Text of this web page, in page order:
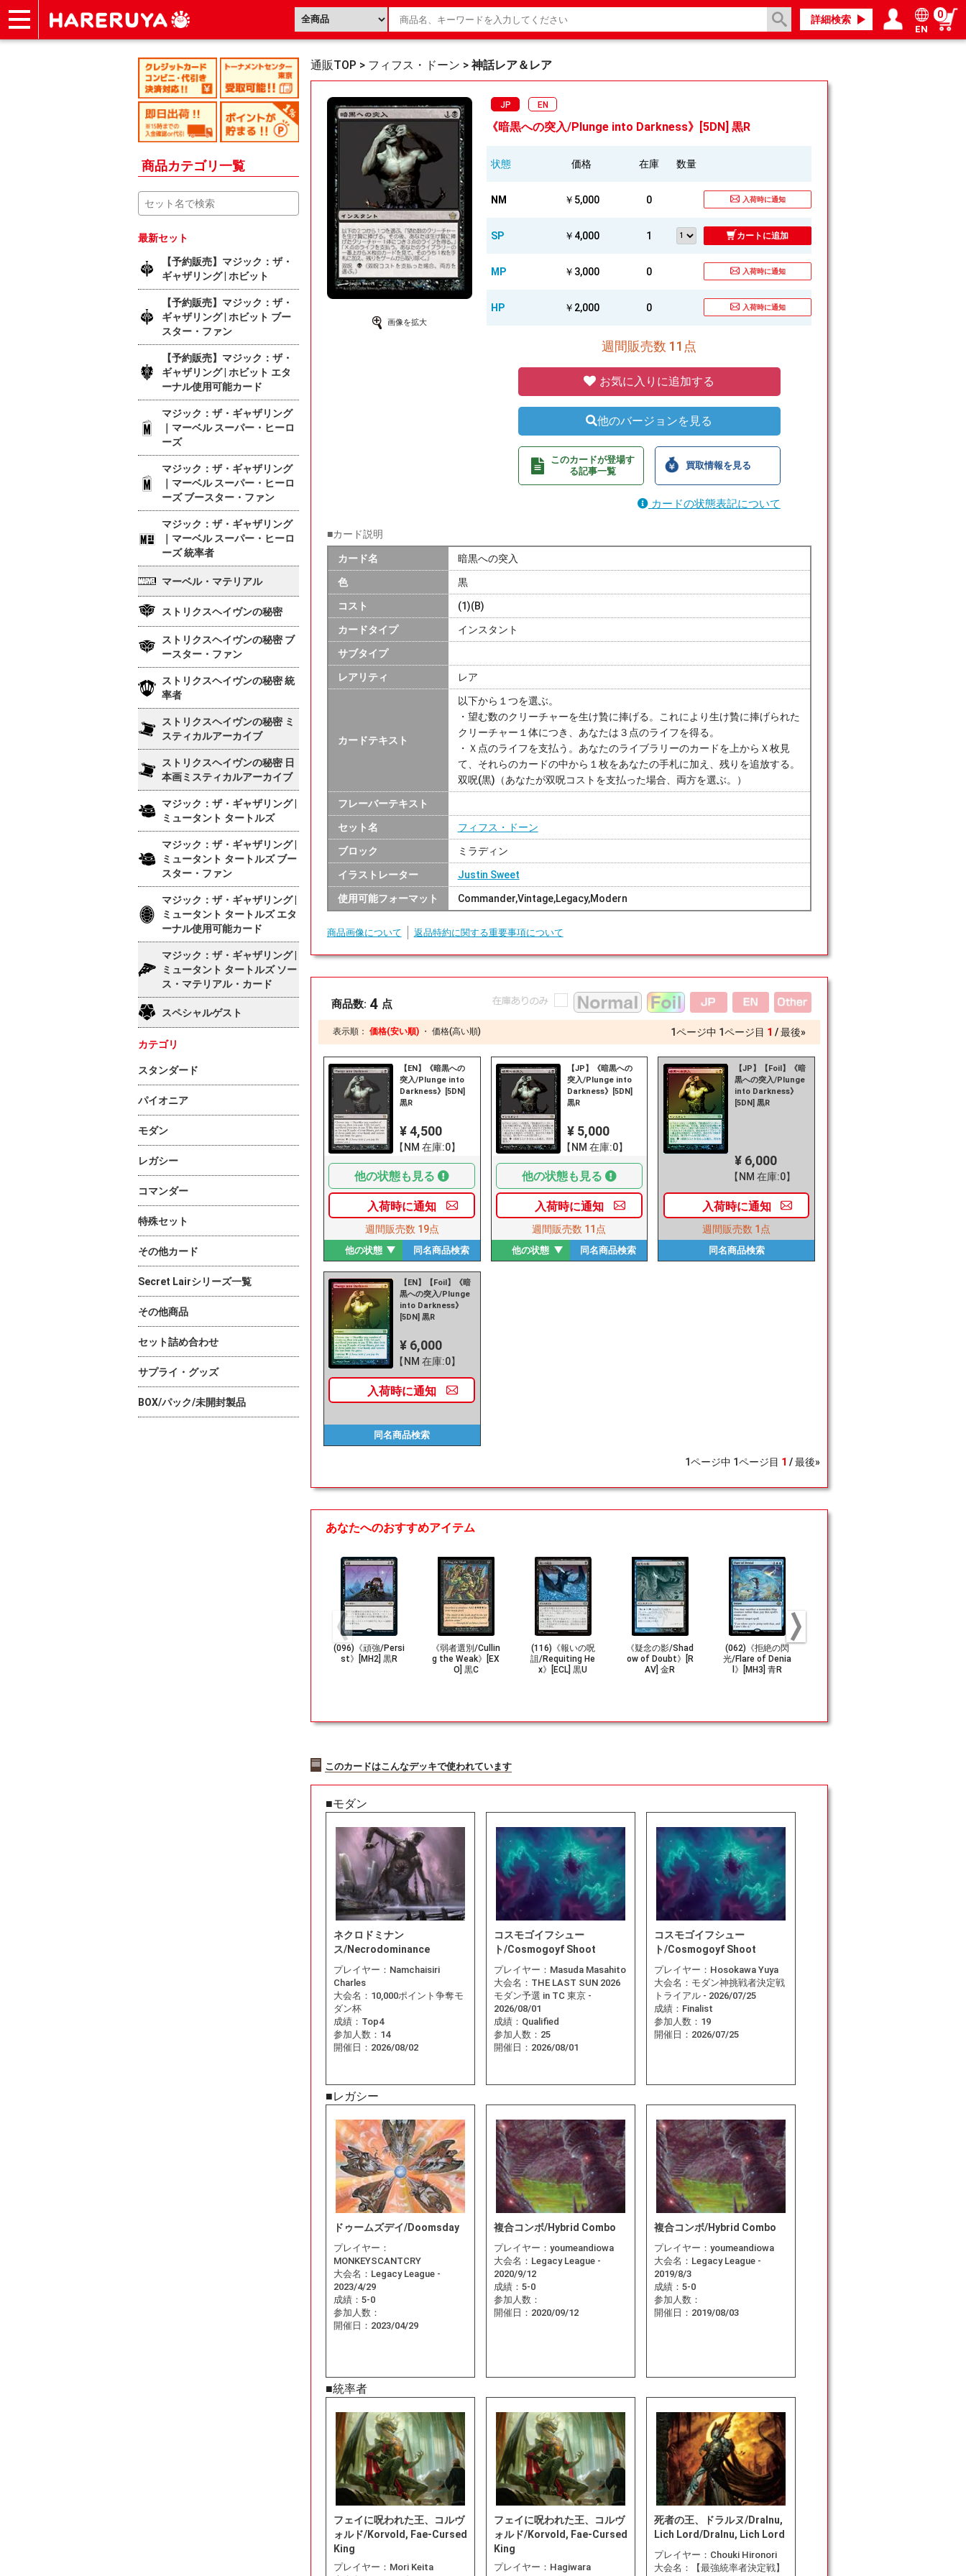
詳細検索
EN
0
商品カテゴリ一覧
通販TOP > フィフス・ドーン > 神話レア＆レア
画像を拡大
JP EN
《暗黒への突入/Plunge into Darkness》[5DN] 黒R
状態 価格 在庫 数量
NM ￥5,000 0 入荷時に通知
SP ￥4,000 1 カートに追加
MP ￥3,000 0 入荷時に通知
HP ￥2,000 0 入荷時に通知
週間販売数 11点
お気に入りに追加する
他のバージョンを見る
このカードが登場す
る記事一覧
買取情報を見る
カードの状態表記について
■カード説明
カード名 暗黒への突入
色 黒
コスト (1)(B)
カードタイプ インスタント
サブタイプ
レアリティ レア
カードテキスト
以下から１つを選ぶ。
・望む数のクリーチャーを生け贄に捧げる。これにより生け贄に捧げられた
クリーチャー１体につき、あなたは３点のライフを得る。
・Ｘ点のライフを支払う。あなたのライブラリーのカードを上からＸ枚見
て、それらのカードの中から１枚をあなたの手札に加え、残りを追放する。
双呪(黒)（あなたが双呪コストを支払った場合、両方を選ぶ。）
フレーバーテキスト
セット名 フィフス・ドーン
ブロック ミラディン
イラストレーター Justin Sweet
使用可能フォーマット Commander,Vintage,Legacy,Modern
商品画像について 返品特約に関する重要事項について
商品数: 4 点
表示順： 価格(安い順) ・ 価格(高い順) 1ページ中 1ページ目 1 最後»
【EN】《暗黒への
突入/Plunge into
Darkness》[5DN]
黒R
¥ 4,500
【NM 在庫:0】
他の状態も見る
入荷時に通知
週間販売数 19点
同名商品検索
他の状態
【JP】《暗黒への
突入/Plunge into
Darkness》[5DN]
黒R
¥ 5,000
【NM 在庫:0】
他の状態も見る
入荷時に通知
週間販売数 11点
同名商品検索
他の状態
【JP】【Foil】《暗
黒への突入/Plunge
into Darkness》
[5DN] 黒R
¥ 6,000
【NM 在庫:0】
入荷時に通知
週間販売数 1点
同名商品検索
【EN】【Foil】《暗
黒への突入/Plunge
into Darkness》
[5DN] 黒R
¥ 6,000
【NM 在庫:0】
入荷時に通知
同名商品検索
1ページ中 1ページ目 1 最後»
あなたへのおすすめアイテム
(096)《頑強/Persi
st》[MH2] 黒R
《弱者選別/Cullin
g the Weak》[EX
O] 黒C
(116)《報いの呪
詛/Requiting He
x》[ECL] 黒U
《疑念の影/Shad
ow of Doubt》[R
AV] 金R
(062)《拒絶の閃
光/Flare of Denia
l》[MH3] 青R
このカードはこんなデッキで使われています
■モダン
ネクロドミナン
ス/Necrodominance
プレイヤー： Namchaisiri
Charles
大会名： 10,000ポイント争奪モ
ダン杯
成績： Top4
参加人数： 14
開催日： 2026/08/02
コスモゴイフシュー
ト/Cosmogoyf Shoot
プレイヤー： Masuda Masahito
大会名： THE LAST SUN 2026
モダン予選 in TC 東京 -
2026/08/01
成績： Qualified
参加人数： 25
開催日： 2026/08/01
コスモゴイフシュー
ト/Cosmogoyf Shoot
プレイヤー： Hosokawa Yuya
大会名： モダン神挑戦者決定戦
トライアル - 2026/07/25
成績： Finalist
参加人数： 19
開催日： 2026/07/25
■レガシー
ドゥームズデイ/Doomsday
プレイヤー：
MONKEYSCANTCRY
大会名： Legacy League -
2023/4/29
成績： 5-0
参加人数：
開催日： 2023/04/29
複合コンボ/Hybrid Combo
プレイヤー： youmeandiowa
大会名： Legacy League -
2020/9/12
成績： 5-0
参加人数：
開催日： 2020/09/12
複合コンボ/Hybrid Combo
プレイヤー： youmeandiowa
大会名： Legacy League -
2019/8/3
成績： 5-0
参加人数：
開催日： 2019/08/03
■統率者
フェイに呪われた王、コルヴ
ォルド/Korvold, Fae-Cursed
King
プレイヤー： Mori Keita
フェイに呪われた王、コルヴ
ォルド/Korvold, Fae-Cursed
King
プレイヤー： Hagiwara
死者の王、ドラルヌ/Dralnu,
Lich Lord/Dralnu, Lich Lord
プレイヤー： Chouki Hironori
大会名：
【最強統率者決定戦】